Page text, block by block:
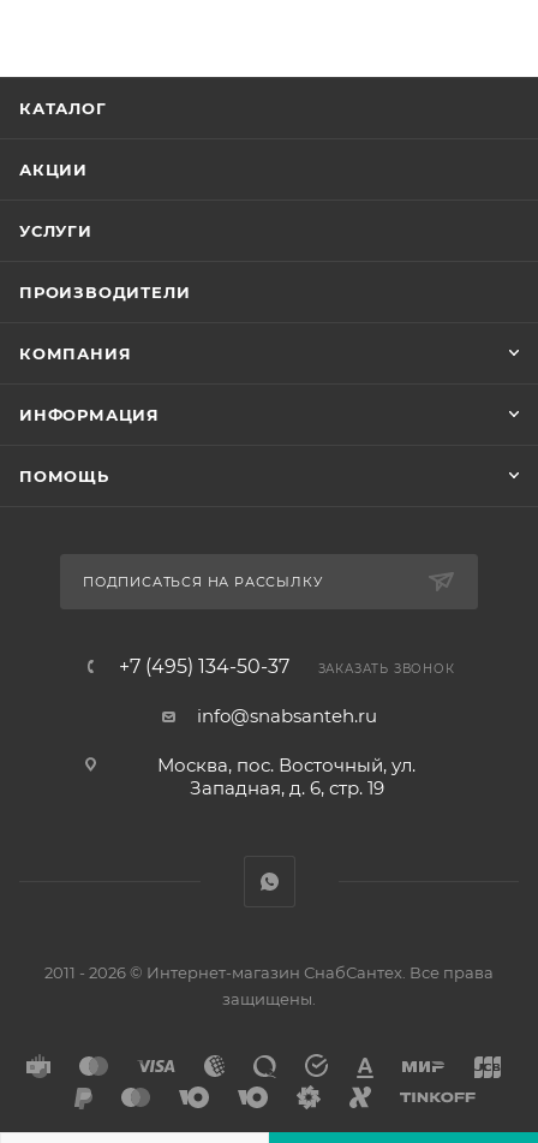
КАТАЛОГ
АКЦИИ
УСЛУГИ
ПРОИЗВОДИТЕЛИ
КОМПАНИЯ
ИНФОРМАЦИЯ
ПОМОЩЬ
ПОДПИСАТЬСЯ НА РАССЫЛКУ
+7 (495) 134-50-37 ЗАКАЗАТЬ ЗВОНОК
info@snabsanteh.ru
Москва, пос. Восточный, ул.
Западная, д. 6, стр. 19
2011 - 2026 © Интернет-магазин СнабСантех. Все права
защищены.